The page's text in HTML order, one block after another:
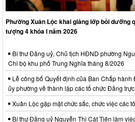
Phường Xuân Lộc khai giảng lớp bồi dưỡng
tượng 4 khóa I năm 2026
Bí thư Đảng uỷ, Chủ tịch HĐND phường
Chi bộ khu phố Trung Nghĩa tháng 8/2026
Lễ công bố Quyết định của Ban Chấp
ủy phường về thành lập các tổ chức Đảng
Xuân Lộc gặp mặt chức sắc, chức việc các
Bí thư Đảng uỷ Nguyễn Thị Cát Tiên làm